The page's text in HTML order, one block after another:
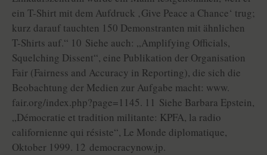
ein T-Shirt mit dem Aufdruck ‚Give Peace a Chance‘ trug;
kurz darauf tauchten 150 Demonstranten mit ähnlichen
T-Shirts auf.“ 10 Siehe auch: „Amplifying Officials,
Squelching Dissent“, eine Publikation der Organisation
Fair (Fairness and Accuracy in Reporting), die sich die
Beobachtung der Medien zur Aufgabe macht: www.
fair.org/index.php?page=1145. 11 Siehe Barbara Epstein,
„Démocratie et tradition militante: KPFA, la radio
californienne qui résiste“, Le Monde diplomatique,
Oktober 1999. 12 democracynow.jp.